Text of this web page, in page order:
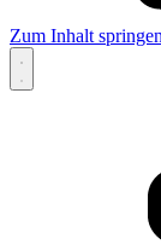
Zum Inhalt springen